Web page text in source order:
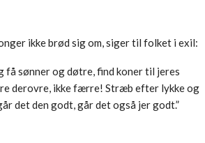
ikke brød sig om, siger til folket i exil:
få sønner og døtre, find koner til jeres
derovre, ikke færre! Stræb efter lykke og
det den godt, går det også jer godt.”